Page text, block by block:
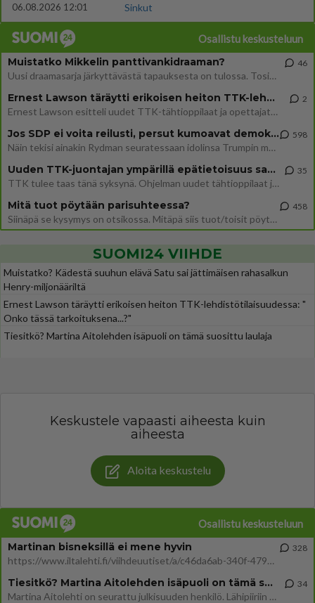
06.08.2026 12:01
Sinkut
Osallistu keskusteluun
Muistatko Mikkelin panttivankidraaman?
Uusi draamasarja järkyttävästä tapauksesta on tulossa. Tositapahtumiin perustuva sarja ammentaa vuoden 1986 Mikkelin pan
46
Ernest Lawson täräytti erikoisen heiton TTK-lehdistötilaisuudessa: " Onko tässä tarkoituksena...?"
Ernest Lawson esitteli uudet TTK-tähtioppilaat ja opettajat torstaina 6.8. lehdistölle. Tulevalla kaudella on yksi hausk
2
Jos SDP ei voita reilusti, persut kumoavat demokratian Suomesta
Näin tekisi ainakin Rydman seuratessaan idolinsa Trumpin mallia https://www.is.fi/politiikka/art-2000012187244.html
598
Uuden TTK-juontajan ympärillä epätietoisuus sakenee - Nyt MTV hämmentää soppaa
TTK tulee taas tänä syksynä. Ohjelman uudet tähtioppilaat julkistetaan torstaina 6. elokuuta klo 14 alkavassa lehdistö
35
Mitä tuot pöytään parisuhteessa?
Siinäpä se kysymys on otsikossa. Mitäpä siis tuot/toisit pöytään parisuhteessa? Oletko mies vai nainen? Koetko sen mitä
458
SUOMI24 VIIHDE
Muistatko? Kädestä suuhun elävä Satu sai jättimäisen rahasalkun
Henry-miljonääriltä
Ernest Lawson täräytti erikoisen heiton TTK-lehdistötilaisuudessa: "
Onko tässä tarkoituksena...?"
Tiesitkö? Martina Aitolehden isäpuoli on tämä suosittu laulaja
Keskustele vapaasti aiheesta kuin
aiheesta
Aloita keskustelu
Osallistu keskusteluun
Martinan bisneksillä ei mene hyvin
https://www.iltalehti.fi/viihdeuutiset/a/c46da6ab-340f-4790-aaa7-0865eed2336 Yrityksen konkurssihakemus on tullut kärä
328
Tiesitkö? Martina Aitolehden isäpuoli on tämä suosittu laulaja
Martina Aitolehti on seurattu julkisuuden henkilö. Lähipiiriin mahtuu muitakin tunnettuja henkilöitä. Tiesitkö, että Ma
34